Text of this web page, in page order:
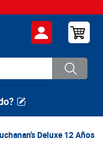
Deluxe 12 Años